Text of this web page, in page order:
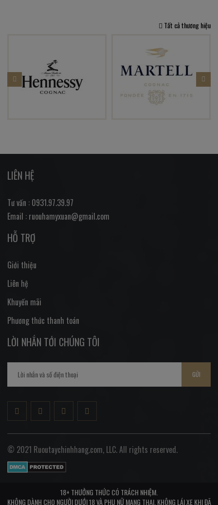
Tất cả thương hiệu
LIÊN HỆ
Tư vấn : 0931.97.39.97
Email : ruouhamyxuan@gmail.com
HỖ TRỢ
Giới thiệu
Liên hệ
Khuyến mãi
Phương thức thanh toán
LỜI NHẮN TỚI CHÚNG TÔI
GỬI
© 2021 Ruoutaychinhhang.com, LLC. All rights reserved.
18+ THƯỞNG THỨC CÓ TRÁCH NHIỆM.
KHÔNG DÀNH CHO NGƯỜI DƯỚI 18 VÀ PHỤ NỮ MANG THAI, KHÔNG LÁI XE KHI ĐÃ